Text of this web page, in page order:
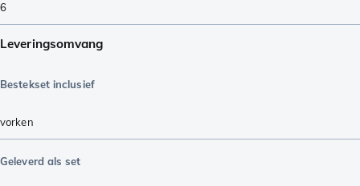
6
Leveringsomvang
Bestekset inclusief
vorken
Geleverd als set